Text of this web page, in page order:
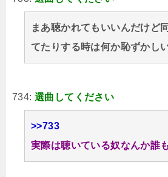
まあ聴かれてもいいんだけど
てたりする時は何か恥ずかし
734: 選曲してください
>>733
実際は聴いている奴なんか誰